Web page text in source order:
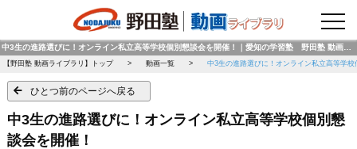
【野田塾 動画ライブラリ】トップ 動画一覧 中3生の進路選びに！オンライン私立高等学
ひとつ前のページへ戻る
中3生の進路選びに！オンライン私立高等学校個別懇
談会を開催！